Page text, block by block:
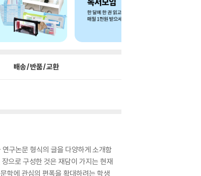
배송/반품/교환
구논문 형식의 글을 다양하게 소개함
으로 구성한 것은 재담이 가지는 현재
학에 관심의 편폭을 확대하려는 학생